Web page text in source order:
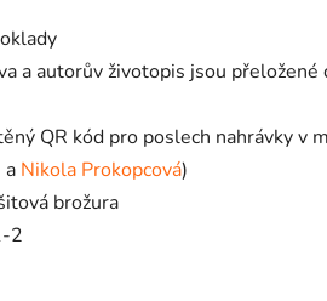
a autorův životopis jsou přeložené
QR kód pro poslech nahrávky v
a Nikola Prokopcová)
brožura
2